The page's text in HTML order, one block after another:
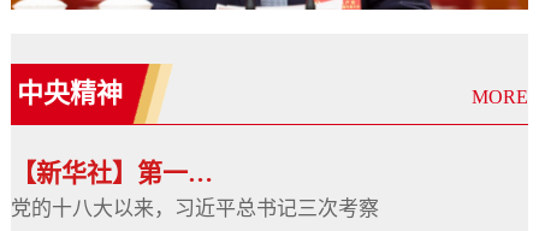
中央精神 MORE
【新华社】第一观察｜三次考察安徽，总书记始...
党的十八大以来，习近平总书记三次考察